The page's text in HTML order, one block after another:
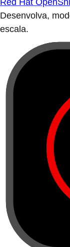
Red Hat
Desenvolva,
escala.